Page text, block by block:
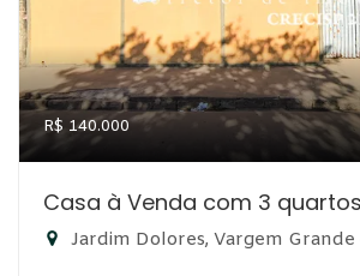
R$ 140.000
Casa à Venda com 3
Jardim Dolores, Vargem Grande